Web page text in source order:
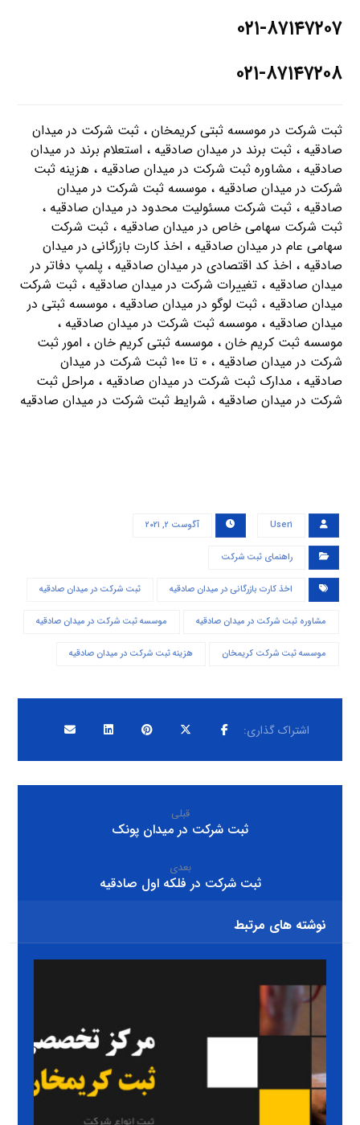
۰۲۱-۸۷۱۴۷۲۰۷
۰۲۱-۸۷۱۴۷۲۰۸
ثبت شرکت در موسسه ثبتی کریمخان ، ثبت شرکت در میدان
صادقیه ، ثبت برند در میدان صادقیه ، استعلام برند در میدان
صادقیه ، مشاوره ثبت شرکت در میدان صادقیه ، هزینه ثبت
شرکت در میدان صادقیه ، موسسه ثبت شرکت در میدان
صادقیه ، ثبت شرکت مسئولیت محدود در میدان صادقیه ،
ثبت شرکت سهامی خاص در میدان صادقیه ، ثبت شرکت
سهامی عام در میدان صادقیه ، اخذ کارت بازرگانی در میدان
صادقیه ، اخذ کد اقتصادی در میدان صادقیه ، پلمپ دفاتر در
میدان صادقیه ، تغییرات شرکت در میدان صادقیه ، ثبت شرکت
میدان صادقیه ، ثبت لوگو در میدان صادقیه ، موسسه ثبتی در
میدان صادقیه ، موسسه ثبت شرکت در میدان صادقیه ،
موسسه ثبت کریم خان ، موسسه ثبتی کریم خان ، امور ثبت
شرکت در میدان صادقیه ، ۰ تا ۱۰۰ ثبت شرکت در میدان
صادقیه ، مدارک ثبت شرکت در میدان صادقیه ، مراحل ثبت
شرکت در میدان صادقیه ، شرایط ثبت شرکت در میدان صادقیه
User۱ آگوست ۲, ۲۰۲۱
راهنمای ثبت شرکت
اخذ کارت بازرگانی در میدان صادقیه ثبت شرکت در میدان صادقیه
مشاوره ثبت شرکت در میدان صادقیه موسسه ثبت شرکت در میدان صادقیه
موسسه ثبت شرکت کریمخان هزینه ثبت شرکت در میدان صادقیه
قبلی
ثبت شرکت در میدان پونک
بعدی
ثبت شرکت در فلکه اول صادقیه
نوشته های مرتبط